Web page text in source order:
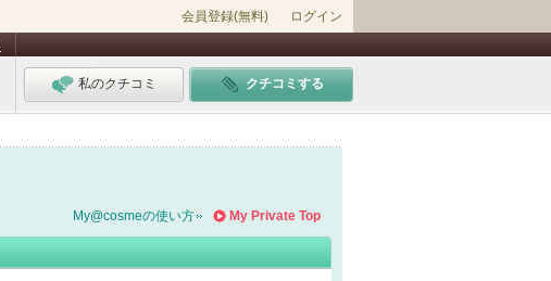
会員登録(無料) ログイン
私のクチコミ クチコミする
My Private Top
My@cosmeの使い方